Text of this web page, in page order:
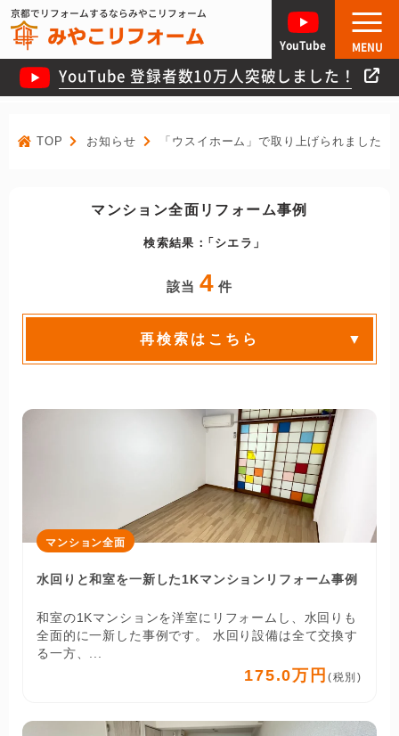
京都でリフォームするならみやこリフォーム
YouTube 登録者数10万人突破しました！
YouTube MENU
TOP お知らせ 「ウスイホーム」で取り上げられました！
マンション全面リフォーム事例
検索結果： シエラ
該当 4 件
再検索はこちら
マンション全面
水回りと和室を一新した1Kマンションリフォーム事例
和室の1Kマンションを洋室にリフォームし、水回りも
全面的に一新した事例です。 水回り設備は全て交換す
る一方、...
175.0万円 (税別)